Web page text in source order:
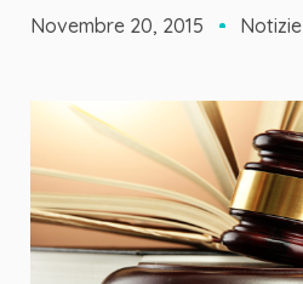
Novembre 20, 2015 Notizie